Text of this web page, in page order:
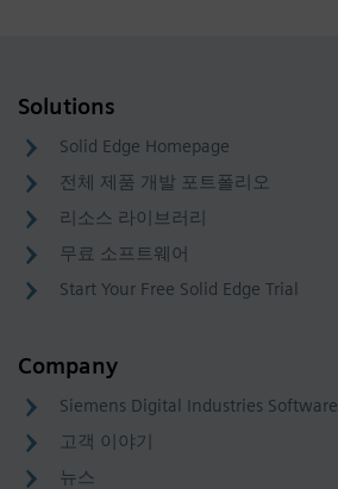
Solutions
Solid Edge Homepage
전체 제품 개발 포트폴리오
리소스 라이브러리
무료 소프트웨어
Start Your Free Solid Edge Trial
Company
Siemens Digital Industries Software
고객 이야기
뉴스